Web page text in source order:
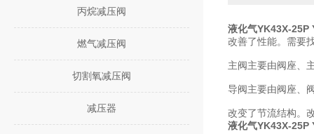
丙烷减压阀
燃气减压阀
切割氧减压阀
减压器
液化气YK43X-25P
改善了性能。需要
主阀主要由阀座、
导阀主要由阀座、
改变了节流结构。
液化气YK43X-25P